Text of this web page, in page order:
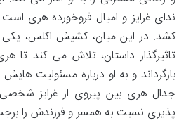
ندای غرایز و امیال فروخورده هری
کشد. در این میان، کشیش اکلس،
تاثیرگذار داستان، تلاش می کند تا
بازگرداند و به او درباره مسئولیت
جدال هری بین پیروی از غرایز
پذیری نسبت به همسر و فرزندش را